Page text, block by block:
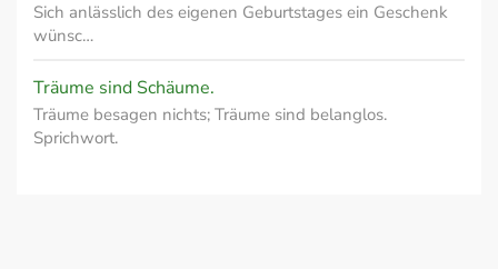
Sich anlässlich des eigenen Geburtstages ein Geschenk
wünsc…
Träume sind Schäume.
Träume besagen nichts; Träume sind belanglos.
Sprichwort.